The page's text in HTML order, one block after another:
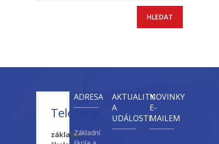
Telefony
základní
ADRESA
Základní
AKTUALITY
A
UDÁLOSTI
NOVINKY
E-
MAILEM